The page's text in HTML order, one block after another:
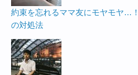
約束を忘れるママ友にモヤモヤ…
の対処法